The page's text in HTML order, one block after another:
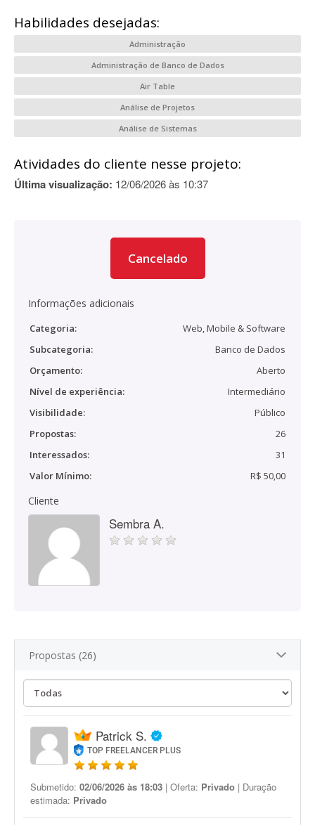
Habilidades desejadas:
Administração
Administração de Banco de Dados
Air Table
Análise de Projetos
Análise de Sistemas
Atividades do cliente nesse projeto:
Última visualização: 12/06/2026 às 10:37
Cancelado
Informações adicionais
Categoria:
Web, Mobile & Software
Subcategoria:
Banco de Dados
Orçamento:
Aberto
Nível de experiência:
Intermediário
Visibilidade:
Público
Propostas:
26
Interessados:
31
Valor Mínimo:
R$ 50,00
Cliente
Sembra A.
Propostas (26)
Patrick S.
TOP FREELANCER PLUS
Submetido: 02/06/2026 às 18:03 | Oferta: Privado | Duração
estimada: Privado